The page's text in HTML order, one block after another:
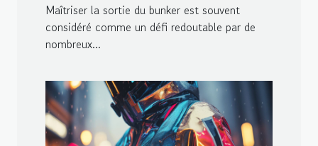
Maîtriser la sortie du bunker est souvent
considéré comme un défi redoutable par de
nombreux...